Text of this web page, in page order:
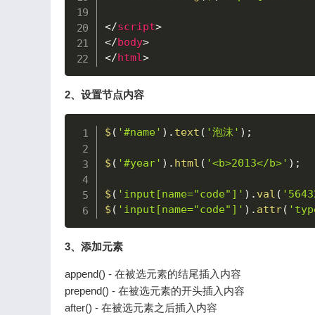
</script>
</body>
</html>
2、设置节点内容
$ ( '#name' ) . text ( '泡沫' ) ;
$ ( '#year' ) . html ( '<b>2013</b>' ) ;
$ ( 'input[name="code"]' ) . val (
$ ( 'input[name="code"]' ) . attr(
3、添加元素
append() - 在被选元素的结尾插入内容
prepend() - 在被选元素的开头插入内容
after() - 在被选元素之后插入内容